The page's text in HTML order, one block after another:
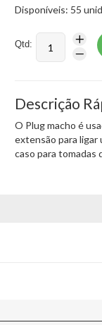
Disponíveis: 55
Qtd:
Descrição
O Plug macho é
extensão para ligar
caso para tomadas